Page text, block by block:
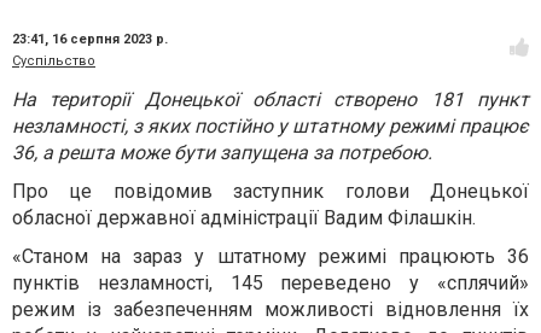
23:41, 16 серпня 2023 р.
Суспільство
На території Донецької області створено 181 пункт
незламності, з яких постійно у штатному режимі працює
36, а решта може бути запущена за потребою.
Про це повідомив заступник голови Донецької
обласної державної адміністрації Вадим Філашкін.
«Станом на зараз у штатному режимі працюють 36
пунктів незламності, 145 переведено у «сплячий»
режим із забезпеченням можливості відновлення їх